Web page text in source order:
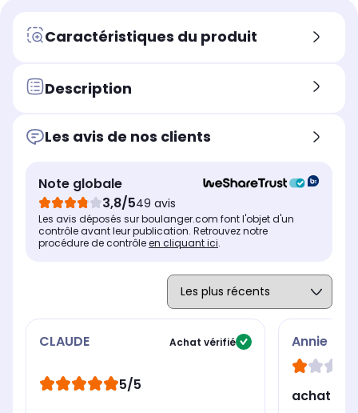
Arrêt automatique de
l'écoulement de la boisson
Technologie centrifusion :
Oui
30 s
Dimensions l x h x p
13.6 x 25 x 42.6 cm
Arrêt automatique de
l'écoulement de la boisson
25 s
Caractéristiques du produit
Description
Les avis de nos clients
Note globale
3,8/549 avis
Les avis déposés sur boulanger.com font l'objet d'un
contrôle avant leur publication. Retrouvez notre
procédure de contrôleen cliquant ici.
CLAUDE Achat vérifié
5/5
Annie
achat